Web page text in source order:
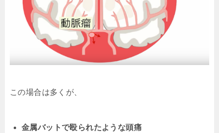
この場合は多くが、
金属バットで殴られたような頭痛